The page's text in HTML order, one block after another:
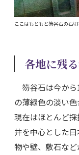
ここはもともと笏谷石の石
各地に残
笏谷石は今から
の薄緑色の淡い
現在はほとんど
井を中心とした
物や壁、敷石な